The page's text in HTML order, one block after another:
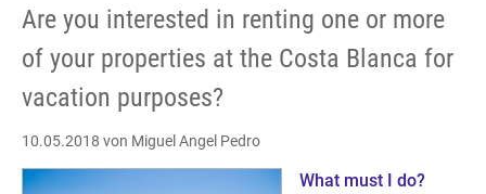
an
Costa
Blanca
Ferienvermietung
Are you interested in renting one or more
of your properties at the Costa Blanca for
vacation purposes?
10.05.2018 von Miguel Angel Pedro
What must I do?